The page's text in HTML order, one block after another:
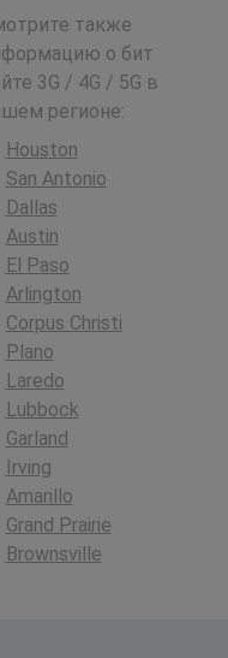
также
о бит
3G / 4G / 5G в
регионе:
Houston
San Antonio
Dallas
Austin
El Paso
Arlington
Corpus Christi
Plano
Laredo
Lubbock
Garland
Irving
Amarillo
Grand Prairie
Brownsville